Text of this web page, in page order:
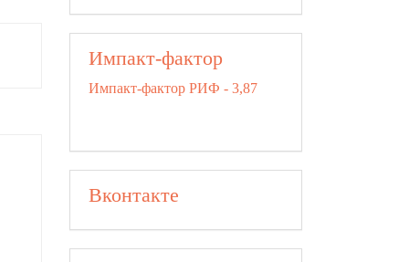
Импакт-фактор
Импакт-фактор РИФ - 3,87
Вконтакте